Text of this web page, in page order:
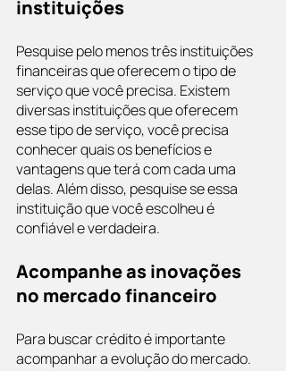
instituições
Pesquise pelo menos três instituições
financeiras que oferecem o tipo de
serviço que você precisa. Existem
diversas instituições que oferecem
esse tipo de serviço, você precisa
conhecer quais os benefícios e
vantagens que terá com cada uma
delas. Além disso, pesquise se essa
instituição que você escolheu é
confiável e verdadeira.
Acompanhe as inovações
no mercado financeiro
Para buscar crédito é importante
acompanhar a evolução do mercado.